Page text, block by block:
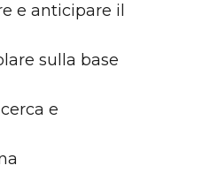
e anticipare il
sulla base
e